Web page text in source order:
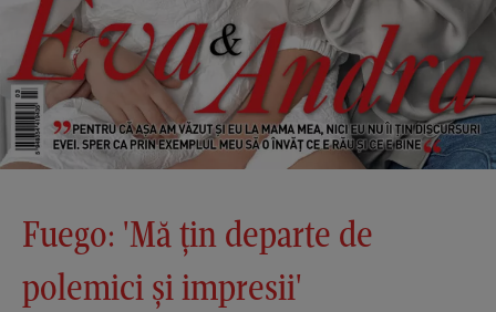
Fuego: 'Mă țin departe de
polemici și impresii'